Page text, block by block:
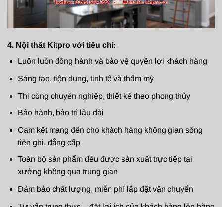
4. Nội thất Kitpro với tiêu chí:
Luôn luôn đồng hành và bảo vệ quyền lợi khách hàng
Sáng tạo, tiện dụng, tinh tế và thẩm mỹ
Thi công chuyên nghiệp, thiết kế theo phong thủy
Bảo hành, bảo trì lâu dài
Cam kết mang đến cho khách hàng không gian sống
tiện ghi, đẳng cấp
Toàn bộ sản phẩm đều được sản xuất trực tiếp tại
xưởng không qua trung gian
Đảm bảo chất lượng, miễn phí lắp đặt vận chuyển